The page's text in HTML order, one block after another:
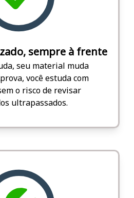
sempre à frente
seu material muda
você estuda com
o risco de revisar
ultrapassados.